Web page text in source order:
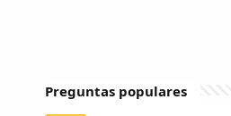
Preguntas populares